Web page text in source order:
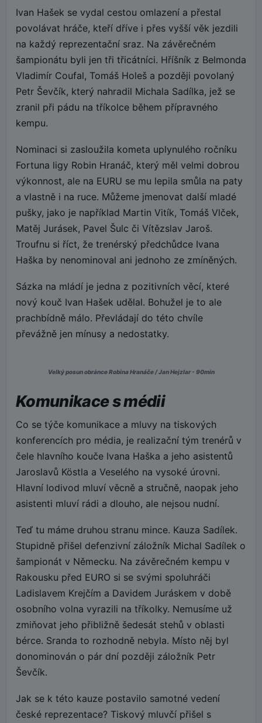
Ivan Hašek se vydal cestou omlazení a přestal
povolávat hráče, kteří dříve i přes vyšší věk jezdili
na každý reprezentační sraz. Na závěrečném
šampionátu byli jen tři třicátníci. Hříšník z Belmonda
Vladimír Coufal, Tomáš Holeš a později povolaný
Petr Ševčík, který nahradil Michala Sadílka, jež se
zranil při pádu na tříkolce během přípravného
kempu.
Nominaci si zasloužila kometa uplynulého ročníku
Fortuna ligy Robin Hranáč, který měl velmi dobrou
výkonnost, ale na EURU se mu lepila smůla na paty
a vlastně i na ruce. Můžeme jmenovat další mladé
pušky, jako je například Martin Vitík, Tomáš Vlček,
Matěj Jurásek, Pavel Šulc či Vítězslav Jaroš.
Troufnu si říct, že trenérský předchůdce Ivana
Haška by nenominoval ani jednoho ze zmíněných.
Sázka na mládí je jedna z pozitivních věcí, které
nový kouč Ivan Hašek udělal. Bohužel je to ale
prachbídně málo. Převládají do této chvíle
převážně jen mínusy a nedostatky.
Velký posun obránce Robina Hranáče / Jan Hejzlar - 90min
Komunikace s médii
Co se týče komunikace a mluvy na tiskových
konferencích pro média, je realizační tým trenérů v
čele hlavního kouče Ivana Haška a jeho asistentů
Jaroslavů Köstla a Veselého na vysoké úrovni.
Hlavní lodivod mluví věcně a stručně, naopak jeho
asistenti mluví rádi a dlouho, ale nejsou nudní.
Teď tu máme druhou stranu mince. Kauza Sadílek.
Stupidně přišel defenzivní záložník Michal Sadílek o
šampionát v Německu. Na závěrečném kempu v
Rakousku před EURO si se svými spoluhráči
Ladislavem Krejčím a Davidem Juráskem v době
osobního volna vyrazili na tříkolky. Nemusíme už
zmiňovat jeho přibližně šedesát stehů v oblasti
bérce. Sranda to rozhodně nebyla. Místo něj byl
donominován o pár dní později záložník Petr
Ševčík.
Jak se k této kauze postavilo samotné vedení
české reprezentace? Tiskový mluvčí přišel s